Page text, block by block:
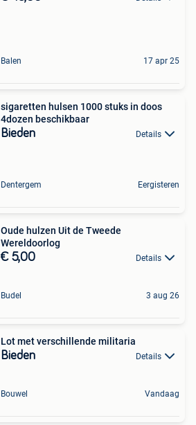
Balen 17 apr 25
sigaretten hulsen 1000 stuks in doos
4dozen beschikbaar
Bieden Details
Dentergem Eergisteren
Oude hulzen Uit de Tweede
Wereldoorlog
€ 5,00 Details
Budel 3 aug 26
Lot met verschillende militaria
Bieden Details
Bouwel Vandaag